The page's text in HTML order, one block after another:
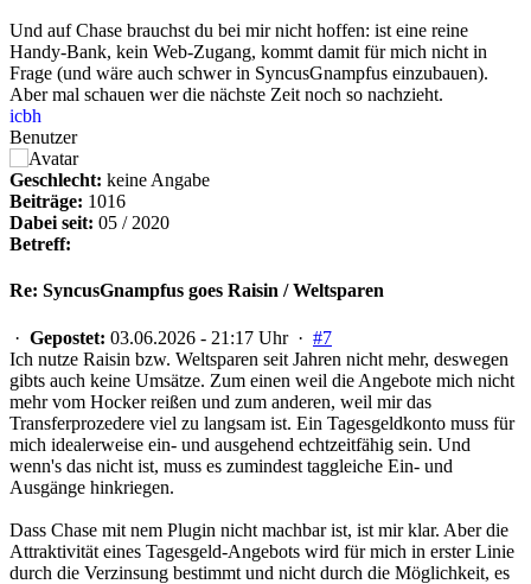
Und auf Chase brauchst du bei mir nicht hoffen: ist eine reine
Handy-Bank, kein Web-Zugang, kommt damit für mich nicht in
Frage (und wäre auch schwer in SyncusGnampfus einzubauen).
Aber mal schauen wer die nächste Zeit noch so nachzieht.
icbh
Benutzer
Geschlecht: keine Angabe
Beiträge: 1016
Dabei seit: 05 / 2020
Betreff:
Re: SyncusGnampfus goes Raisin / Weltsparen
· Gepostet: 03.06.2026 - 21:17 Uhr · #7
Ich nutze Raisin bzw. Weltsparen seit Jahren nicht mehr, deswegen
gibts auch keine Umsätze. Zum einen weil die Angebote mich nicht
mehr vom Hocker reißen und zum anderen, weil mir das
Transferprozedere viel zu langsam ist. Ein Tagesgeldkonto muss für
mich idealerweise ein- und ausgehend echtzeitfähig sein. Und
wenn's das nicht ist, muss es zumindest taggleiche Ein- und
Ausgänge hinkriegen.
Dass Chase mit nem Plugin nicht machbar ist, ist mir klar. Aber die
Attraktivität eines Tagesgeld-Angebots wird für mich in erster Linie
durch die Verzinsung bestimmt und nicht durch die Möglichkeit, es